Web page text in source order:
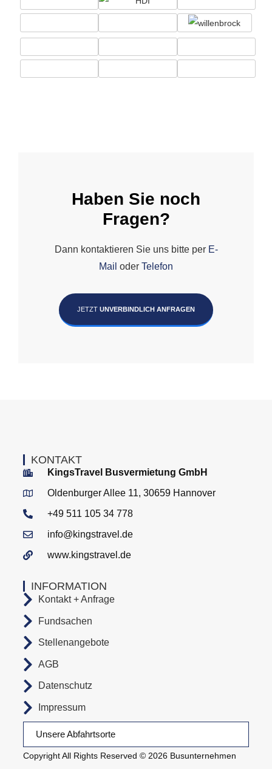
Haben Sie noch
Fragen?
Dann kontaktieren Sie uns bitte per E-
Mail oder Telefon
JETZT UNVERBINDLICH ANFRAGEN
Copyright All Rights Reserved © 2026 Busunternehmen
Unsere Abfahrtsorte
INFORMATION
Kontakt + Anfrage
Fundsachen
Stellenangebote
AGB
Datenschutz
Impressum
KONTAKT
KingsTravel Busvermietung GmbH
Oldenburger Allee 11, 30659 Hannover
+49 511 105 34 778
info@kingstravel.de
www.kingstravel.de